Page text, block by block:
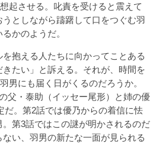
起させる。叱責を受けると震えて
としながら躊躇して口をつぐむ羽
かのようだ。
抱える人たちに向かってことある
たい」と訴える。それが、時間を
男にも届く日がくるのだろうか。
父・泰助（イッセー尾形）と姉の優
だ。第2話では優乃からの着信に怯
第3話ではこの謎が明かされるのだ
い、羽男の新たな一面が見られる